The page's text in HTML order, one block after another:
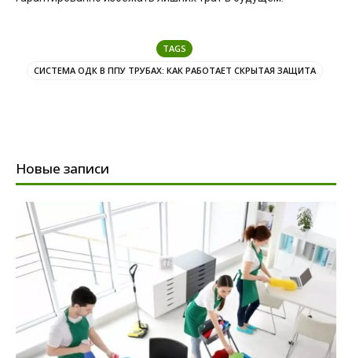
TAGS
СИСТЕМА ОДК В ППУ ТРУБАХ: КАК РАБОТАЕТ СКРЫТАЯ ЗАЩИТА
Новые записи